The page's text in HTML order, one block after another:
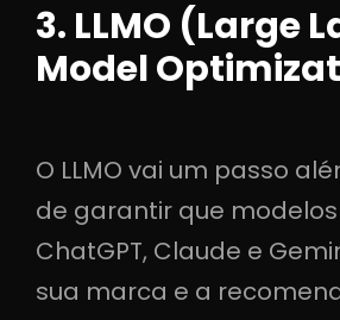
3. LLMO (Large
Model
O LLMO vai um passo
de garantir que
ChatGPT, Claude e
sua marca e a